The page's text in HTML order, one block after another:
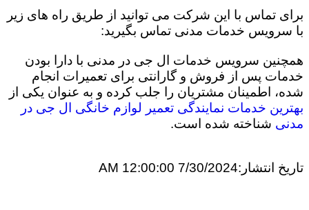
برای تماس با این شرکت می توانید از طریق راه های زیر
با سرویس خدمات مدنی تماس بگیرید:
همچنین سرویس خدمات ال جی در مدنی با دارا بودن
خدمات پس از فروش و گارانتی برای تعمیرات انجام
شده، اطمینان مشتریان را جلب کرده و به عنوان یکی از
بهترین خدمات نمایندگی تعمیر لوازم خانگی ال جی در
مدنی شناخته شده است.
تاریخ انتشار:7/30/2024 12:00:00 AM